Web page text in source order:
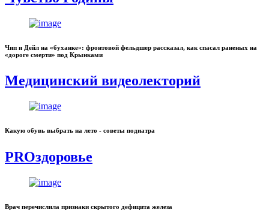
Чип и Дейл на «буханке»: фронтовой фельдшер рассказал, как спасал раненых на
«дороге смерти» под Крынками
Медицинский видеолекторий
Какую обувь выбрать на лето - советы подиатра
PROздоровье
Врач перечислила признаки скрытого дефицита железа